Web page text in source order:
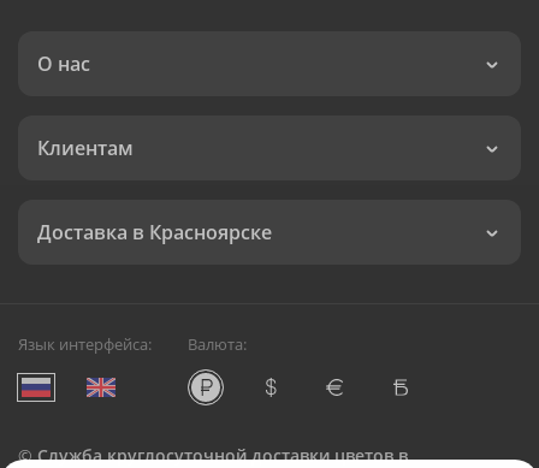
О нас
Клиентам
Доставка в Красноярске
Язык интерфейса: Валюта:
©Служба круглосуточной доставки цветов в